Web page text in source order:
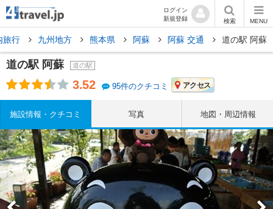
ログイン
新規登録
検索 MENU
旅行 九州地方 熊本県 阿蘇 阿蘇 交通 道の駅 阿蘇
道の駅 阿蘇 道の駅
3.52 95件のクチコミ アクセス
施設情報・クチコミ 写真 地図・周辺情報